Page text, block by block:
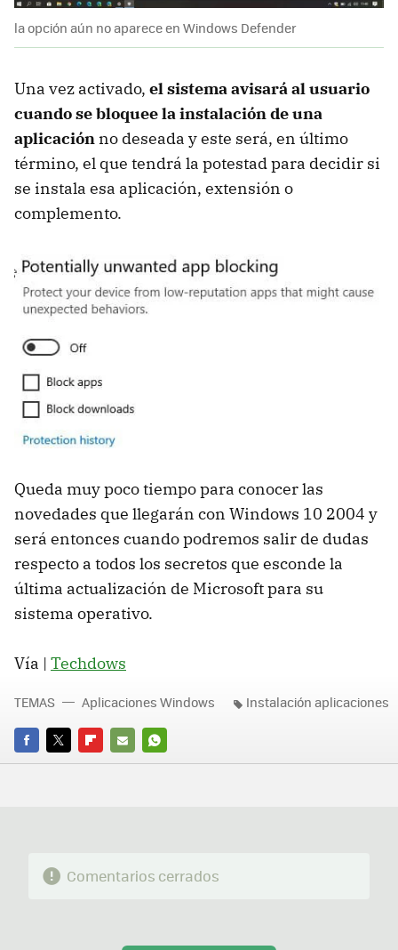
la opción aún no aparece en Windows Defender
Una vez activado, el sistema avisará al usuario
cuando se bloquee la instalación de una
aplicación no deseada y este será, en último
término, el que tendrá la potestad para decidir si
se instala esa aplicación, extensión o
complemento.
Queda muy poco tiempo para conocer las
novedades que llegarán con Windows 10 2004 y
será entonces cuando podremos salir de dudas
respecto a todos los secretos que esconde la
última actualización de Microsoft para su
sistema operativo.
Vía | Techdows
FACEBOOK
TWITTERFLIPBOARD
E-
WHATSAPP
TEMAS Aplicaciones Windows Instalación aplicaciones
Comentarios cerrados